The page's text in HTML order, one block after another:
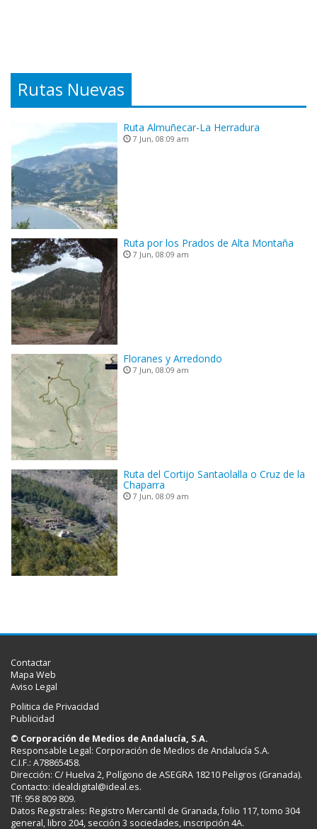
Rutas Nuevas
Ruta Almuñecar-La Herradura
7 Jun, 08:09 am
Ruta por los Prados de Alta Montaña
7 Jun, 08:09 am
Floranes y Arredondo
7 Jun, 08:09 am
Ruta del Cortijo Santaolalla o Cruz de la
Chaparra
7 Jun, 08:09 am
Contactar
Mapa Web
Aviso Legal
Politica de Privacidad
Publicidad
© Corporación de Medios de Andalucía, S.A.
Responsable Legal: Corporación de Medios de Andalucía S.A.
C.I.F.: A78865458.
Dirección: C/ Huelva 2, Polígono de ASEGRA 18210 Peligros (Granada).
Contacto: idealdigital@ideal.es.
Tlf: 958 809 809.
Datos Registrales: Registro Mercantil de Granada, folio 117, tomo 304
general, libro 204, sección 3 sociedades, inscripción 4A.